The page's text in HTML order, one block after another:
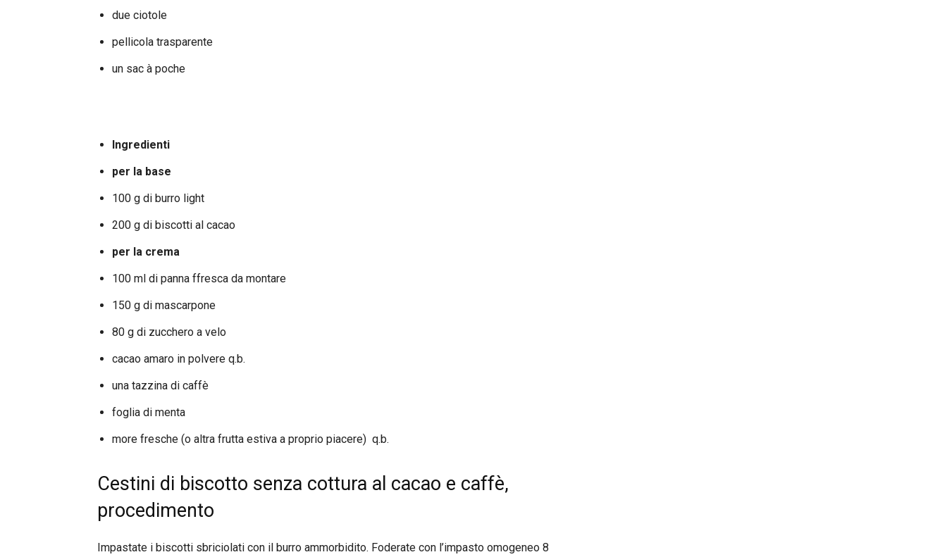
due ciotole
pellicola trasparente
un sac à poche
Ingredienti
per la base
100 g di burro light
200 g di biscotti al cacao
per la crema
100 ml di panna ffresca da montare
150 g di mascarpone
80 g di zucchero a velo
cacao amaro in polvere q.b.
una tazzina di caffè
foglia di menta
more fresche (o altra frutta estiva a proprio piacere) q.b.
Cestini di biscotto senza cottura al cacao e caffè,
procedimento
Impastate i biscotti sbriciolati con il burro ammorbidito. Foderate con l’impasto omogeneo 8